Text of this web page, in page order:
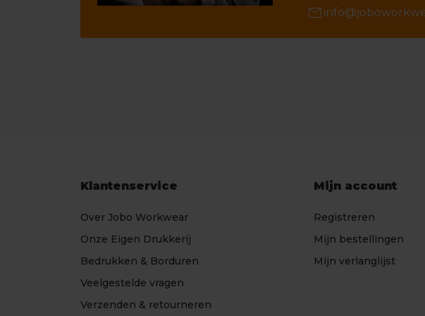
mail
Klantenservice
Over Jobo Workwear
Onze Eigen Drukkerij
Bedrukken & Borduren
Veelgestelde vragen
Verzenden & retourneren
Mijn account
Registreren
Mijn bestellingen
Mijn verlanglijst